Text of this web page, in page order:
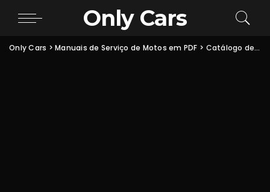
Only Cars
Only Cars >Manuais de Serviço de Motos em PDF > Catálogo de Peças Honda XR250 Tornado PDF